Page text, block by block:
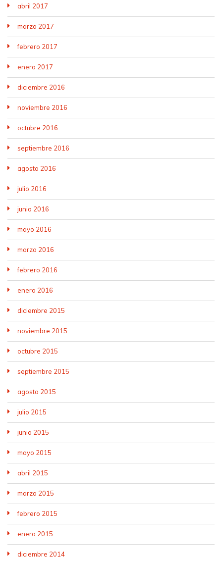
abril 2017
marzo 2017
febrero 2017
enero 2017
diciembre 2016
noviembre 2016
octubre 2016
septiembre 2016
agosto 2016
julio 2016
junio 2016
mayo 2016
marzo 2016
febrero 2016
enero 2016
diciembre 2015
noviembre 2015
octubre 2015
septiembre 2015
agosto 2015
julio 2015
junio 2015
mayo 2015
abril 2015
marzo 2015
febrero 2015
enero 2015
diciembre 2014